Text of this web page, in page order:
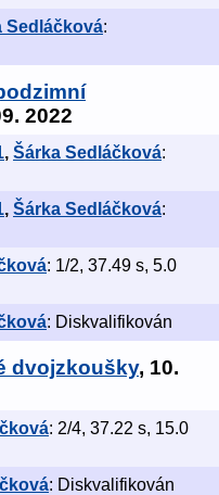
Sedláčková:
2022
, Šárka Sedláčková:
, Šárka Sedláčková:
: 1/2, 37.49 s, 5.0
: Diskvalifikován
dvojzkoušky, 10.
: 2/4, 37.22 s, 15.0
: Diskvalifikován